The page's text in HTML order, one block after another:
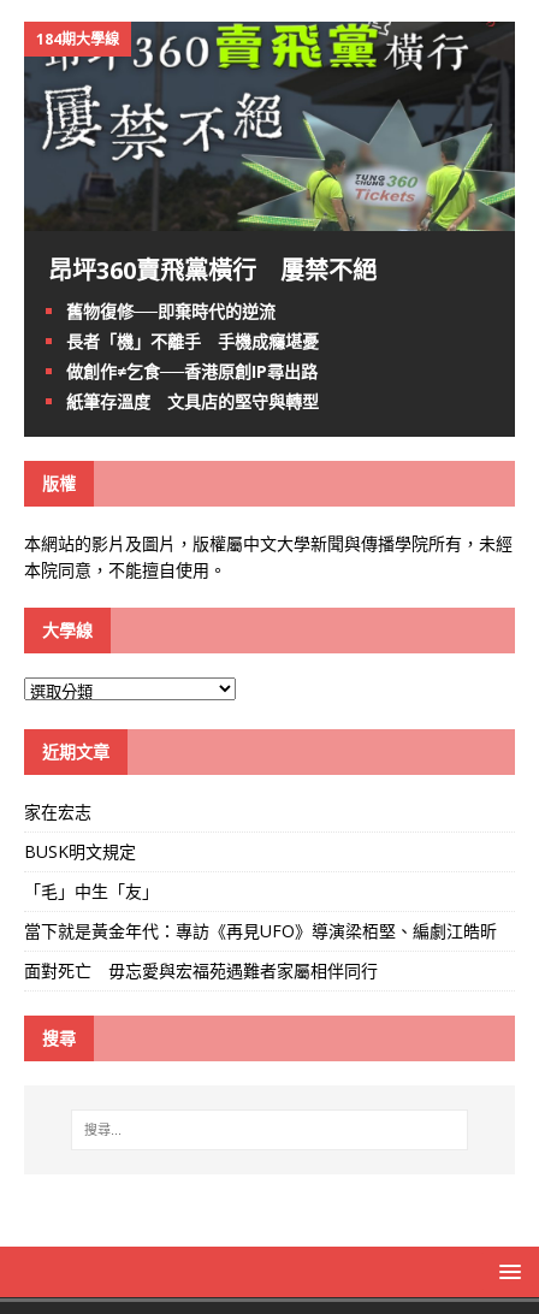
184期大學線
昂坪360賣飛黨橫行 屢禁不絕
舊物復修──即棄時代的逆流
長者「機」不離手 手機成癮堪憂
做創作≠乞食──香港原創IP尋出路
紙筆存溫度 文具店的堅守與轉型
版權
本網站的影片及圖片，版權屬中文大學新聞與傳播學院所有，未經
本院同意，不能擅自使用。
大學線
大
近期文章
家在宏志
BUSK明文規定
「毛」中生「友」
當下就是黃金年代：專訪《再見UFO》導演梁栢堅、編劇江皓昕
面對死亡 毋忘愛與宏福苑遇難者家屬相伴同行
搜尋